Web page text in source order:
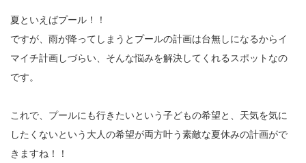
夏といえばプール！！
ですが、雨が降ってしまうとプールの計画は台無しになるからイ
マイチ計画しづらい、そんな悩みを解決してくれるスポットなの
です。
これで、プールにも行きたいという子どもの希望と、天気を気に
したくないという大人の希望が両方叶う素敵な夏休みの計画がで
きますね！！